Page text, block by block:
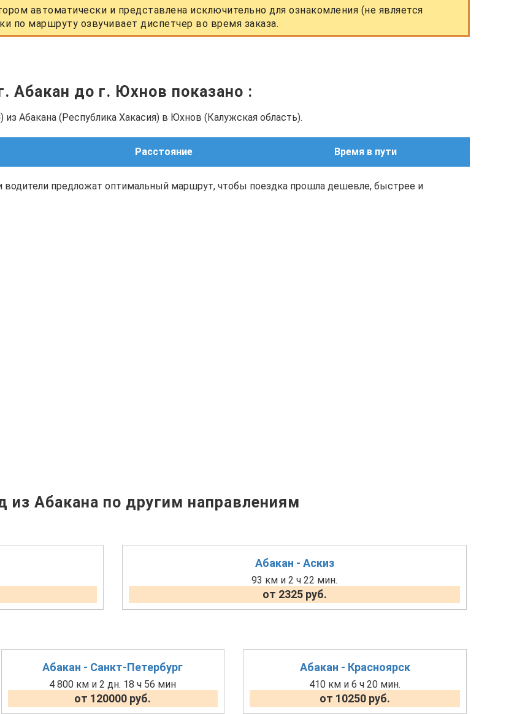
автоматически и представлена исключительно для ознакомления (не является
по маршруту озвучивает диспетчер во время заказа.
Абакан до г. Юхнов показано :
Абакана (Республика Хакасия) в Юхнов (Калужская область).
Расстояние Время в пути
предложат оптимальный маршрут, чтобы поездка прошла дешевле, быстрее и
из Абакана по другим направлениям
Абакан - Аскиз
93 км и 2 ч 22 мин.
от 2325 руб.
Абакан - Санкт-Петербург
4 800 км и 2 дн. 18 ч 56 мин
от 120000 руб.
Абакан - Красноярск
410 км и 6 ч 20 мин.
от 10250 руб.